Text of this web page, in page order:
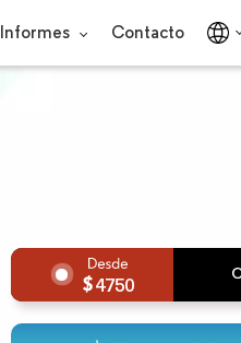
Informes Contacto
4750